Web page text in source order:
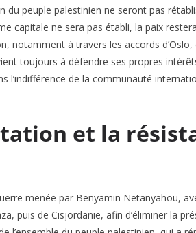
peuple palestinien ne seront pas
capitale ne sera pas établi, la paix
notamment à travers les accords
toujours à défendre ses propres
l’indifférence de la communauté
et la
menée par Benyamin Netanyahou,
puis de Cisjordanie, afin d’éliminer la